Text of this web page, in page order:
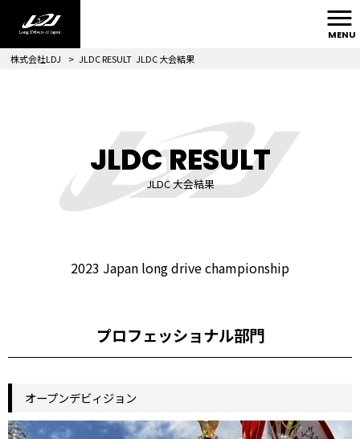
MENU
株式会社LDJ
> JLDC RESULT JLDC 大会結果
JLDC RESULT
JLDC 大会結果
2023 Japan long drive championship
プロフェッショナル部門
オープンデビィジョン